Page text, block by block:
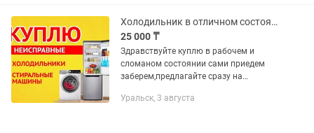
Холодильник в отличном состоянии гарантия
25 000 ₸
Здравствуйте куплю в рабочем и
сломаном состоянии сами приедем
заберем,предлагайте сразу на
почень продаете примерно.
Уральск, 3 августа